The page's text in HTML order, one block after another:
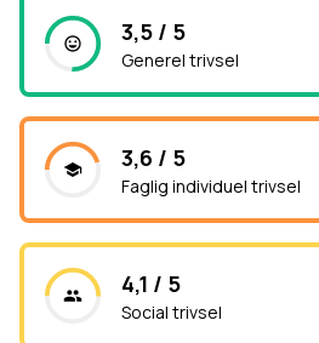
3,5 / 5
Generel trivsel
3,6 / 5
Faglig individuel trivsel
4,1 / 5
Social trivsel